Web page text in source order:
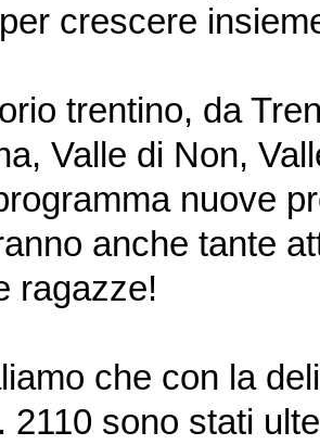
crescere
trentino, da
Valle di Non,
nuove
anche tante
ragazze!
che con la
2110 sono stati